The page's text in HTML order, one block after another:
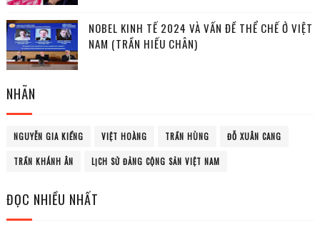
NOBEL KINH TẾ 2024 VÀ VẤN ĐỀ THỂ CHẾ Ở VIỆT
NAM (TRẦN HIẾU CHÂN)
NHÃN
NGUYỄN GIA KIỂNG VIỆT HOÀNG TRẦN HÙNG ĐỖ XUÂN CANG
TRẦN KHÁNH ÂN LỊCH SỬ ĐẢNG CỘNG SẢN VIỆT NAM
ĐỌC NHIỀU NHẤT